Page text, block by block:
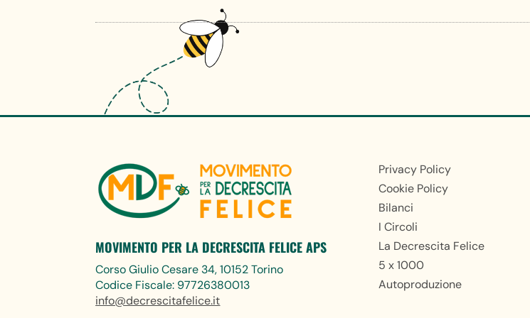
MOVIMENTO PER LA DECRESCITA FELICE APS
Corso Giulio Cesare 34, 10152 Torino
Codice Fiscale: 97726380013
info@decrescitafelice.it
Privacy Policy
Cookie Policy
Bilanci
I Circoli
La Decrescita Felice
5 x 1000
Autoproduzione